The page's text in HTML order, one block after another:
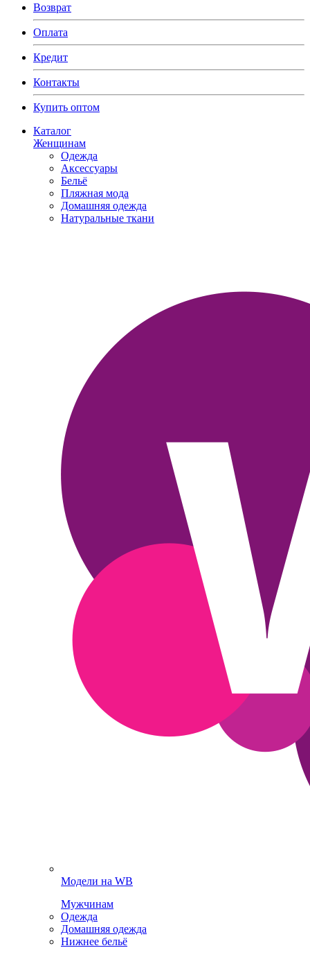
Возврат
Оплата
Кредит
Контакты
Купить оптом
Каталог
Женщинам
Одежда
Аксессуары
Бельё
Пляжная мода
Домашняя одежда
Натуральные ткани
Модели на WB
Мужчинам
Одежда
Домашняя одежда
Нижнее бельё